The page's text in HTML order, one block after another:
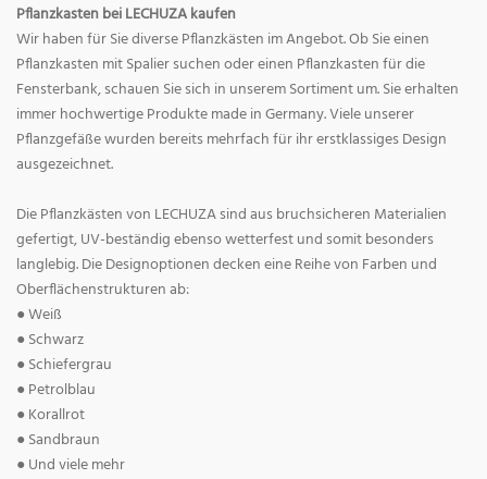
Pflanzkasten bei LECHUZA kaufen
Wir haben für Sie diverse Pflanzkästen im Angebot. Ob Sie einen
Pflanzkasten mit Spalier suchen oder einen Pflanzkasten für die
Fensterbank, schauen Sie sich in unserem Sortiment um. Sie erhalten
immer hochwertige Produkte made in Germany. Viele unserer
Pflanzgefäße wurden bereits mehrfach für ihr erstklassiges Design
ausgezeichnet.
Die Pflanzkästen von LECHUZA sind aus bruchsicheren Materialien
gefertigt, UV-beständig ebenso wetterfest und somit besonders
langlebig. Die Designoptionen decken eine Reihe von Farben und
Oberflächenstrukturen ab:
● Weiß
● Schwarz
● Schiefergrau
● Petrolblau
● Korallrot
● Sandbraun
● Und viele mehr